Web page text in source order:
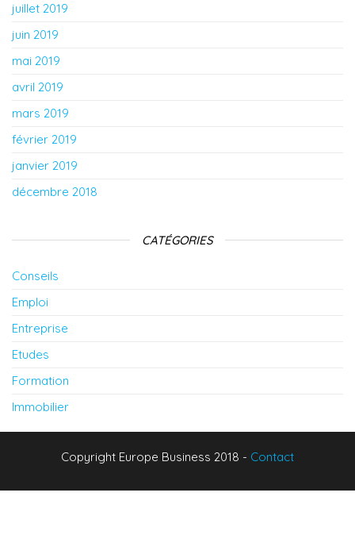
juillet 2019
juin 2019
mai 2019
avril 2019
mars 2019
février 2019
janvier 2019
décembre 2018
CATÉGORIES
Conseils
Emploi
Entreprise
Etudes
Formation
Immobilier
Copyright Europe Business 2018 - Contact